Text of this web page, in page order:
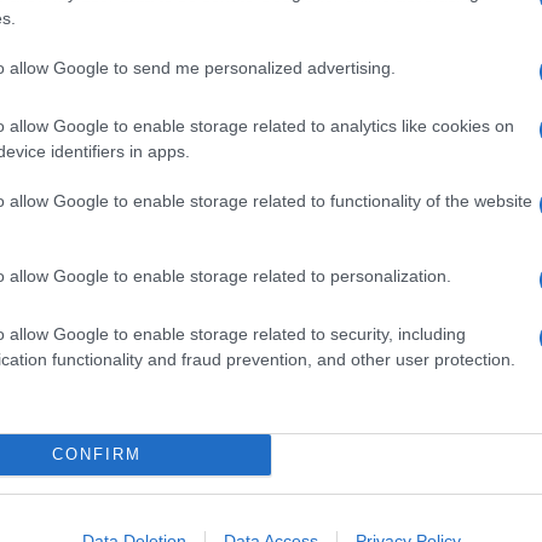
allow Google to send me personalized advertising.
allow Google to enable storage related to analytics like cookies on
identifiers in apps.
allow Google to enable storage related to functionality of the website
allow Google to enable storage related to personalization.
allow Google to enable storage related to security, including
functionality and fraud prevention, and other user protection.
CONFIRM
beneficerà in pratica di una sostanziale
anche alle famigliein reale stato di bisogno e a
aver previsto un “ammortizzatore” che
difficoltà. Con la nuova riforma che prenderà
previsto il potenziamento automatico, in
gli stessi benefici goduti attualmente. A
lo sconto sulla bollettadall’attuale 20% fino al
della platea di chi ne ha diritto.